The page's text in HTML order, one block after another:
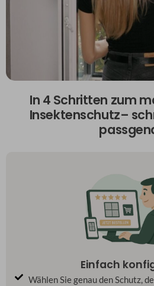
In 4 Schritten zum
Insektenschutz–
Einfach
Wählen Sie genau den Schutz,